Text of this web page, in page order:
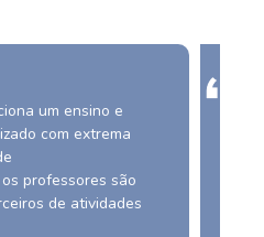
um ensino e
com extrema
professores são
de atividades